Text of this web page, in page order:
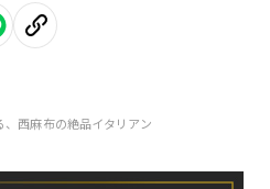
西麻布の絶品イタリアン